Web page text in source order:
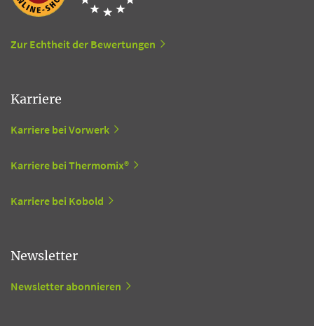
Zur Echtheit der Bewertungen
Karriere
Karriere bei Vorwerk
Karriere bei Thermomix®
Karriere bei Kobold
Newsletter
Newsletter abonnieren